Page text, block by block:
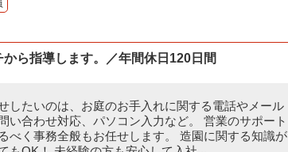
ら指導します。／年間休日120日間
したいのは、お庭のお手入れに関する電話やメール
い合わせ対応、パソコン入力など。 営業のサポート
べく事務全般もお任せします。 造園に関する知識が